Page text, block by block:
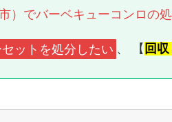
）でバーベキューコンロの
ットを処分したい 、 【 回